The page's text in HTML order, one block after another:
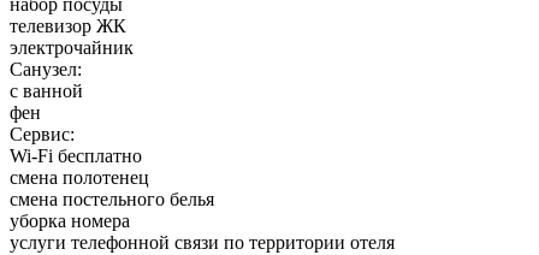
набор посуды
телевизор ЖК
электрочайник
Санузел:
с ванной
фен
Сервис:
Wi-Fi бесплатно
смена полотенец
смена постельного белья
уборка номера
услуги телефонной связи по территории отеля